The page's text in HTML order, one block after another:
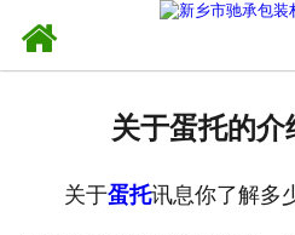
关于蛋托的
关于蛋托讯息你了解多